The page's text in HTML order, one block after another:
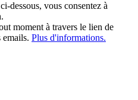
dessous, vous consentez à
moment à travers le lien de
emails. Plus d'informations.